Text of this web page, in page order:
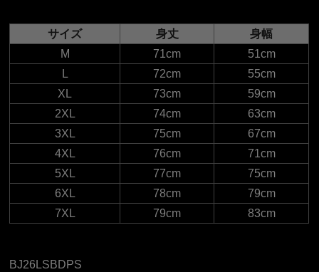
サイズ 身丈
身幅
M
71cm
51cm
L
72cm
55cm
XL
73cm
59cm
2XL
74cm
63cm
3XL
75cm
67cm
4XL
76cm
71cm
5XL
77cm
75cm
6XL
78cm
79cm
7XL
79cm 83cm
BJ26LSBDPS